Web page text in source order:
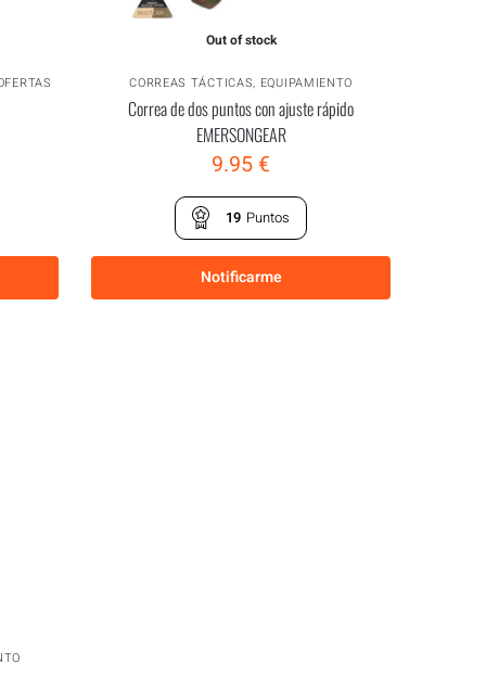
Out of stock
CORREAS TÁCTICAS, EQUIPAMIENTO
Correa de dos puntos con ajuste rápido
EMERSONGEAR
9.95 €
19 Puntos
Notificarme